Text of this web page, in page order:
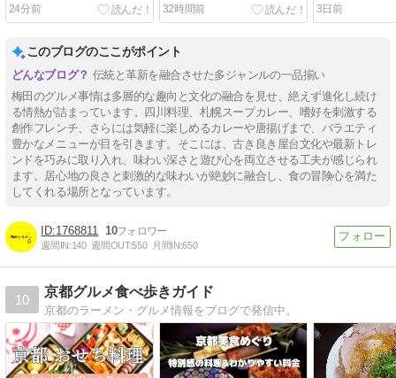
24分前 32時間前
3日前
このブログのここがポイント
伝統と革新を融合させた多ジャンルの一品揃い
梅田のグルメ事情は多層的な趣向と文化の融合を見せ、絶えず進化し続け
る情熱が詰まっています。四川料理、札幌スープカレー、嗜好を刺激する
創作フレンチ、さらには気軽に楽しめるカレーや唐揚げまで、バラエティ
豊かなメニューが目を引きます。そこには、古き良き屋台文化や最新トレ
ンドを巧みに取り入れ、味わい深さと遊び心を両立させる工夫が感じられ
ます。居心地の良さと刺激的な味わいが絶妙に融合し、食の冒険心を満た
してくれる場所となっています。
1768811 10
週間IN:140 週間OUT:550 月間IN:650
10
京都グルメ食べ歩きガイド
京都のラーメン・グルメ情報をブログで発信中。